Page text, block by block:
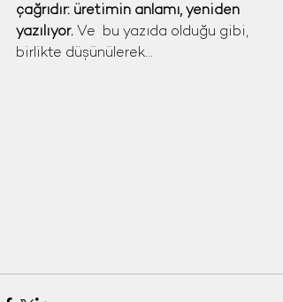
çağrıdır: üretimin anlamı, yeniden
yazılıyor. Ve  bu yazıda olduğu gibi,
birlikte düşünülerek...